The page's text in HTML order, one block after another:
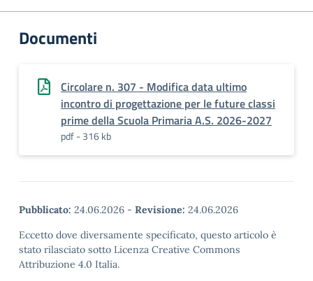
Documenti
Circolare n. 307 - Modifica data ultimo
incontro di progettazione per le future classi
prime della Scuola Primaria A.S. 2026-2027
pdf - 316 kb
Pubblicato: 24.06.2026 - Revisione: 24.06.2026
Eccetto dove diversamente specificato, questo articolo è
stato rilasciato sotto Licenza Creative Commons
Attribuzione 4.0 Italia.